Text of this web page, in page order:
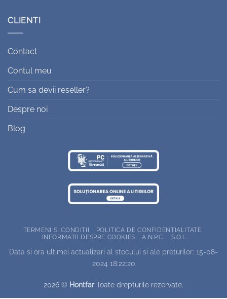
CLIENTI
Contact
Contul meu
Cum sa devii reseller?
Despre noi
Blog
TERMENI SI CONDITII
POLITICA DE CONFIDENTIALITATE
INFORMATII DESPRE COOKIES
A.N.P.C. S.O.L.
Data si ora ultimei actualizari al stocului si ale preturilor: 15-08-
2024 18:22:20
2026 © HontfarToate drepturile rezervate.